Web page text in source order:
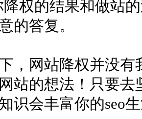
降权的结果和做站
的答复。
，网站降权并没
站的想法！只要
识会丰富你的seo